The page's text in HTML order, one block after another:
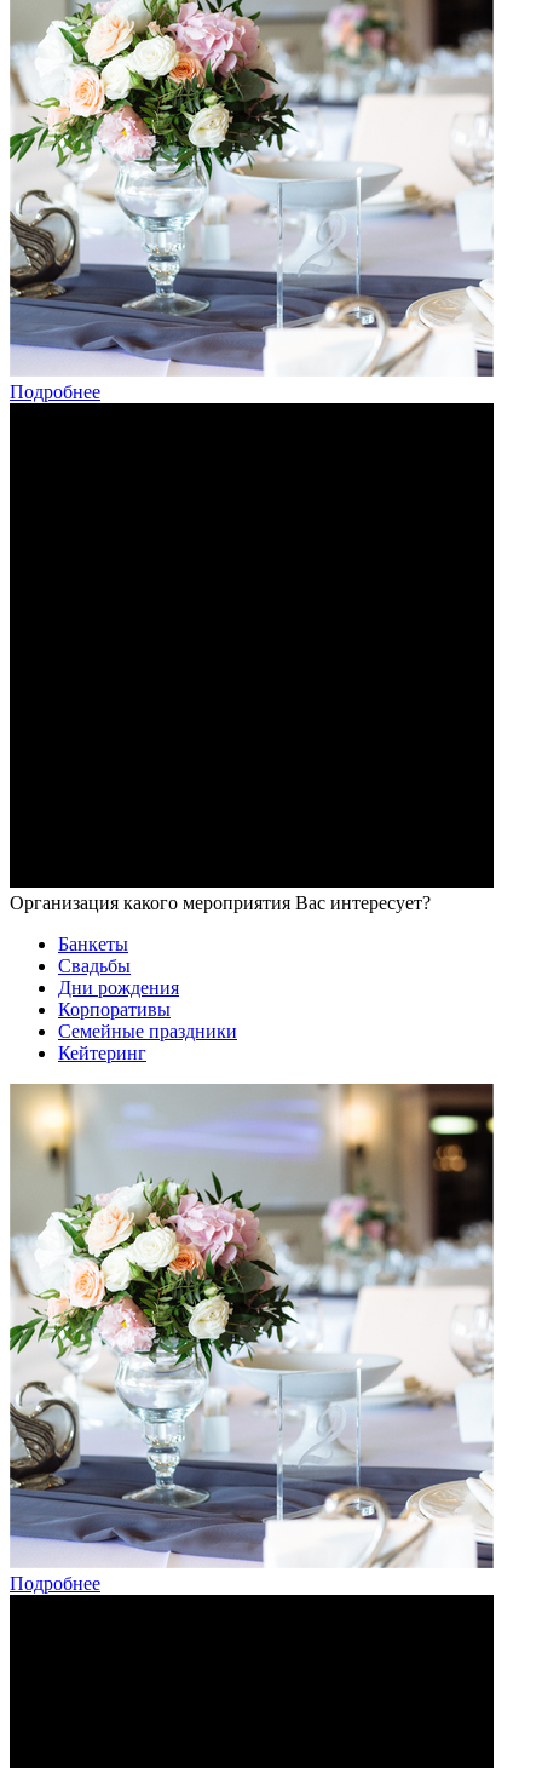
Подробнее
Организация какого мероприятия Вас интересует?
Банкеты
Свадьбы
Дни рождения
Корпоративы
Семейные праздники
Кейтеринг
Подробнее